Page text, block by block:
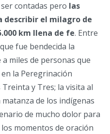
contadas pero las
describir el milagro de
km llena de fe. Entre
fue bendecida la
miles de personas que
la Peregrinación
y Tres; la visita al
de los indígenas
de mucho dolor para
momentos de oración